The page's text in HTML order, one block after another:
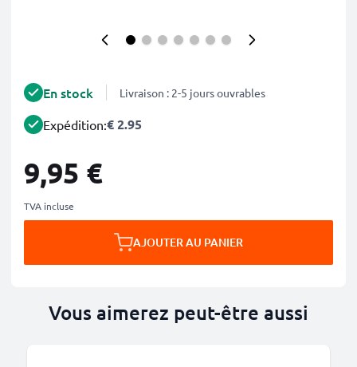
En stock Livraison : 2-5 jours ouvrables
Expédition:€ 2.95
9,95 €
TVA incluse
AJOUTER AU PANIER
Vous aimerez peut-être aussi